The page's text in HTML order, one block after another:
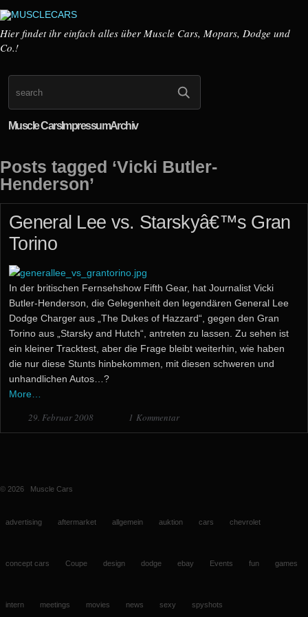
Hier findet ihr einfach alles über Muscle Cars, Mopars, Dodge und
Co.!
Muscle CarsImpressumArchiv
Posts tagged ‘Vicki Butler-
Henderson’
General Lee vs. Starskyâ€™s Gran
Torino
In der britischen Fernsehshow Fifth Gear, hat Journalist Vicki
Butler-Henderson, die Gelegenheit den legendären General Lee
Dodge Charger aus „The Dukes of Hazzard“, gegen den Gran
Torino aus „Starsky and Hutch“, antreten zu lassen. Zu sehen ist
ein kleiner Tracktest, aber die Frage bleibt weiterhin, wie haben
die nur diese Stunts hinbekommen, mit diesen schweren und
unhandlichen Autos…?
More…
29. Februar 2008 1 Kommentar
© 2026 Muscle Cars
advertising aftermarket allgemein auktion cars chevrolet
concept cars Coupe design dodge ebay Events fun games
intern meetings movies news sexy spyshots